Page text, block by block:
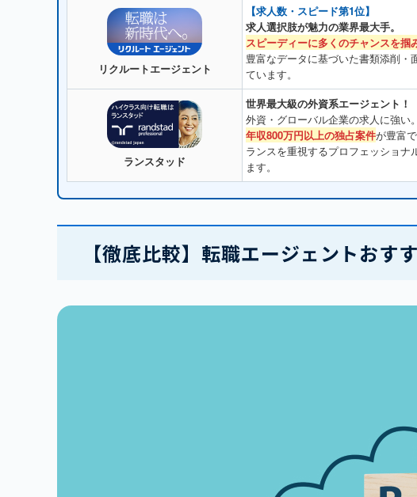
リクルートエージェント
【求人数・スピード第1位】
求人選択肢が魅力の業界最大手。
スピーディーに多くのチャンスを掴
豊富なデータに基づいた書類添削・
ています。
ランスタッド
世界最大級の外資系エージェント！
外資・グローバル企業の求人に強い。
年収800万円以上の独占案件が豊富
ランスを重視するプロフェッショナ
ます。
【徹底比較】転職エージェントおす